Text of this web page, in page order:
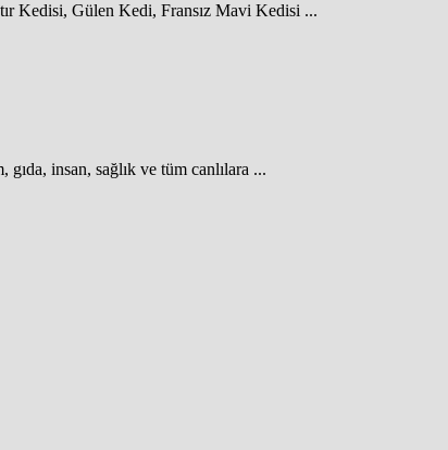
Kedisi, Gülen Kedi, Fransız Mavi Kedisi ...
insan, sağlık ve tüm canlılara ...